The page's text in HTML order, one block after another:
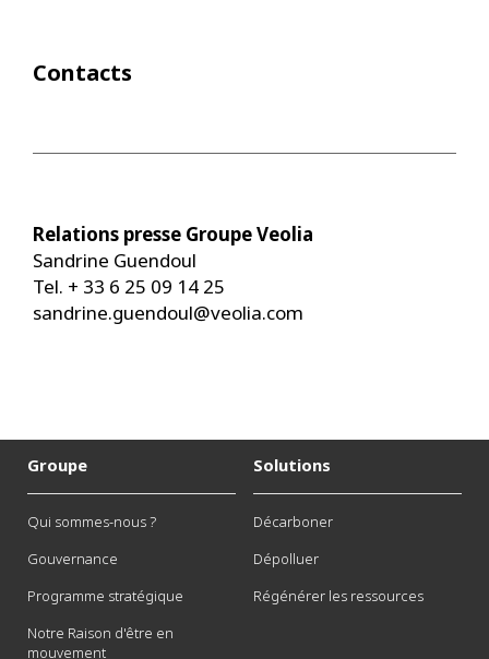
Contacts
Relations presse Groupe Veolia
Sandrine Guendoul
Tel. + 33 6 25 09 14 25
sandrine.guendoul@veolia.com
Groupe
Qui sommes-nous ?
Gouvernance
Programme stratégique
Notre Raison d'être en
mouvement
Solutions
Décarboner
Dépolluer
Régénérer les ressources